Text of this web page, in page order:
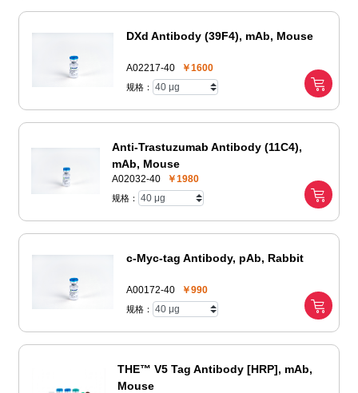
DXd Antibody (39F4), mAb, Mouse
A02217-40 ￥1600
规格：
Anti-Trastuzumab Antibody (11C4),
mAb, Mouse
A02032-40 ￥1980
规格：
c-Myc-tag Antibody, pAb, Rabbit
A00172-40 ￥990
规格：
THE™ V5 Tag Antibody [HRP], mAb,
Mouse